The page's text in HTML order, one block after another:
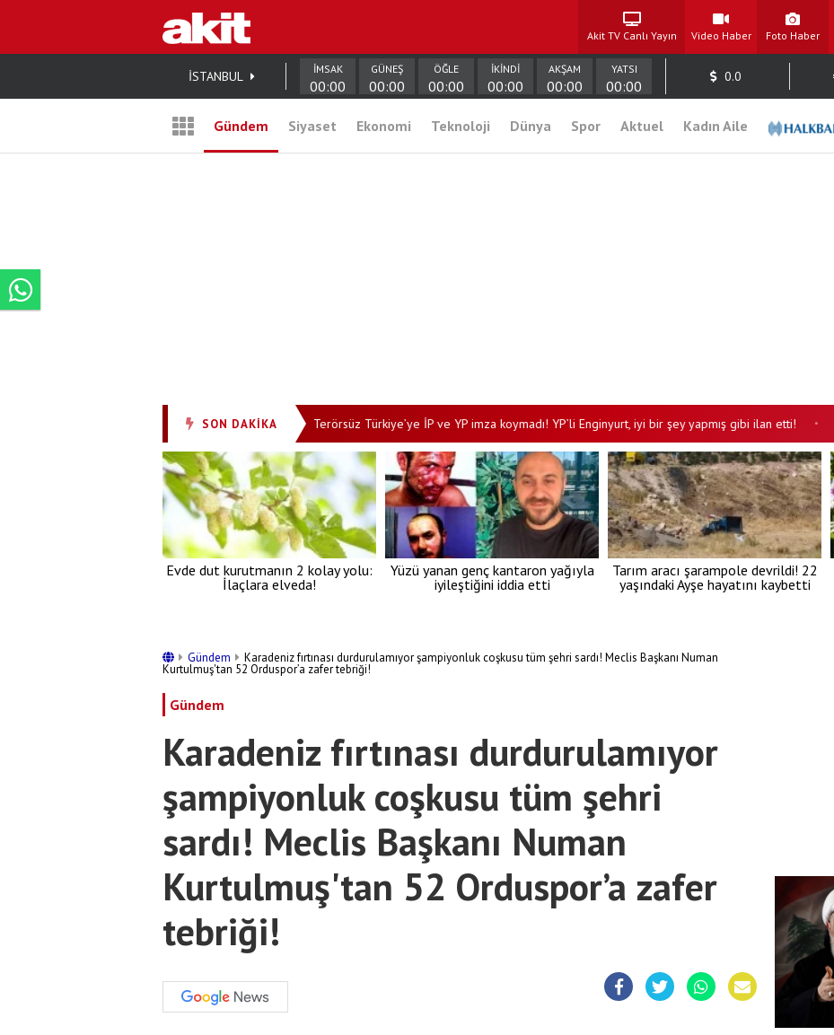
Akit TV Canlı Yayın Video Haber Foto Haber
İSTANBUL İMSAK
00:00
GÜNEŞ
00:00
ÖĞLE
00:00
İKİNDİ
00:00
AKŞAM
00:00
YATSI
00:00
0.0
Gündem Siyaset Ekonomi Teknoloji Dünya Spor Aktuel Kadın Aile
SON DAKİKA
paylaşım: Milli birliğimizi perçinleyecek • Terörsüz Türkiye’ye İP ve YP imza koymadı! YP’li Enginyurt, iyi bir şey yapmış gibi ilan etti! •
Evde dut kurutmanın 2 kolay yolu:
İlaçlara elveda!
Yüzü yanan genç kantaron yağıyla
iyileştiğini iddia etti
Tarım aracı şarampole devrildi! 22
yaşındaki Ayşe hayatını kaybetti
Gündem Karadeniz fırtınası durdurulamıyor şampiyonluk coşkusu tüm şehri sardı! Meclis Başkanı Numan
Kurtulmuş'tan 52 Orduspor’a zafer tebriği!
Gündem
Karadeniz fırtınası durdurulamıyor
şampiyonluk coşkusu tüm şehri
sardı! Meclis Başkanı Numan
Kurtulmuş'tan 52 Orduspor’a zafer
tebriği!